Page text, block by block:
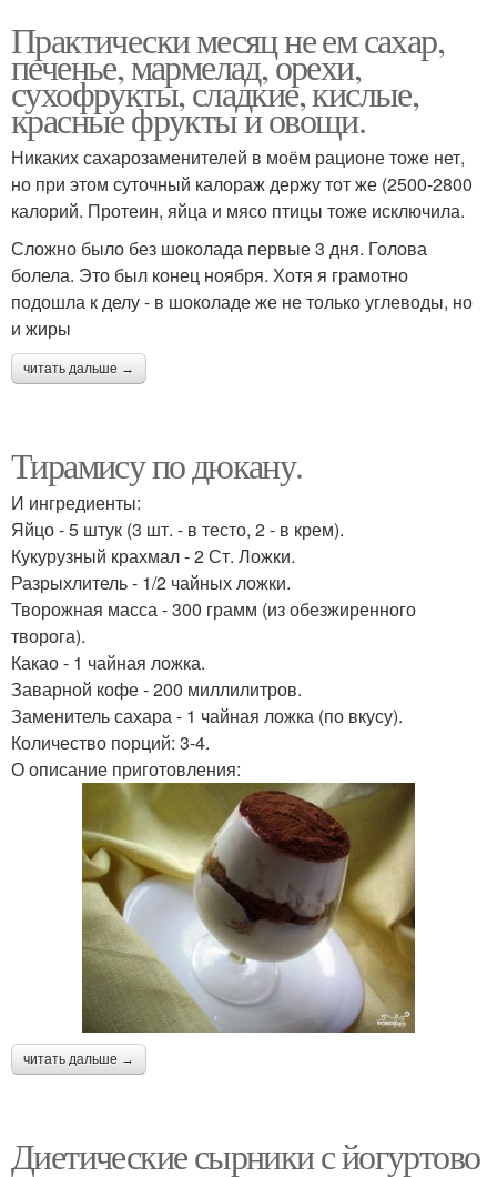
Практически месяц не ем сахар,
печенье, мармелад, орехи,
сухофрукты, сладкие, кислые,
красные фрукты и овощи.
Никаких сахарозаменителей в моём рационе тоже нет,
но при этом суточный калораж держу тот же (2500-2800
калорий. Протеин, яйца и мясо птицы тоже исключила.
Сложно было без шоколада первые 3 дня. Голова
болела. Это был конец ноября. Хотя я грамотно
подошла к делу - в шоколаде же не только углеводы, но
и жиры
читать дальше →
Тирамису по дюкану.
И ингредиенты:
Яйцо - 5 штук (3 шт. - в тесто, 2 - в крем).
Кукурузный крахмал - 2 Ст. Ложки.
Разрыхлитель - 1/2 чайных ложки.
Творожная масса - 300 грамм (из обезжиренного
творога).
Какао - 1 чайная ложка.
Заварной кофе - 200 миллилитров.
Заменитель сахара - 1 чайная ложка (по вкусу).
Количество порций: 3-4.
О описание приготовления:
читать дальше →
Диетические сырники с йогуртово